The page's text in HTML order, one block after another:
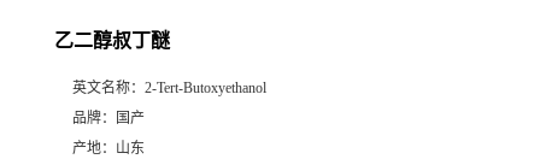
乙二醇叔丁醚
英文名称： 2-Tert-Butoxyethanol
品牌：
国产
产地： 山东